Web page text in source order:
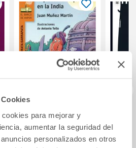
para mejorar y
aumentar la seguridad del
personalizados en otros
El Pirata
Garrapata en la
India